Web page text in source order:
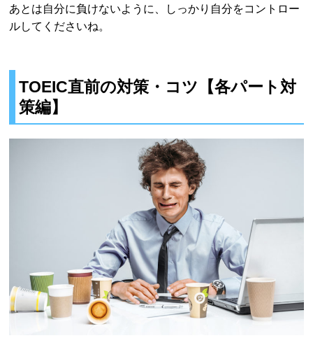
あとは自分に負けないように、しっかり自分をコントロー
ルしてくださいね。
TOEIC直前の対策・コツ【各パート対
策編】